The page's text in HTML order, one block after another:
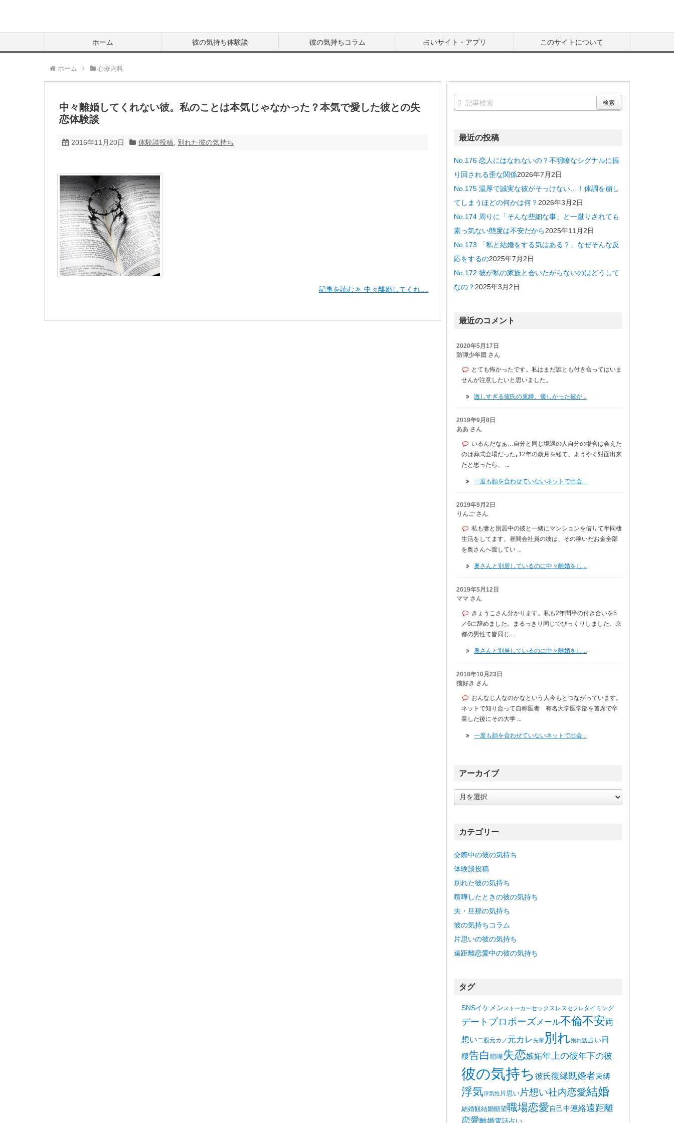
ホーム 彼の気持ち体験談 彼の気持ちコラム 占いサイト・アプリ このサイトについて
ホーム 心療内科
中々離婚してくれない彼。私のことは本気じゃなかった？本気で愛した彼との失
恋体験談
2016年11月20日 体験談投稿 別れた彼の気持ち
記事を読む 中々離婚してくれ ...
最近の投稿
No.176 恋人にはなれないの？不明瞭なシグナルに振
り回される歪な関係2026年7月2日
No.175 温厚で誠実な彼がそっけない…！体調を崩し
てしまうほどの何かは何？ 2026年3月2日
No.174 周りに「そんな些細な事」と一蹴りされても
素っ気ない態度は不安だから2025年11月2日
No.173 「私と結婚をする気はある？」なぜそんな反
応をするの2025年7月2日
No.172 彼が私の家族と会いたがらないのはどうして
なの？ 2025年3月2日
最近のコメント
2020年5月17日
防弾少年団 さん
とても怖かったです。私はまだ誰とも付き合ってはいま
せんが注意したいと思いました。
激しすぎる彼氏の束縛。優しかった彼が...
2019年9月8日
ああ さん
いるんだなぁ…自分と同じ境遇の人自分の場合は会えた
のは葬式会場だった｡12年の歳月を経て、ようやく対面出来
たと思ったら、 ...
一度も顔を合わせていないネットで出会...
2019年9月2日
りんご さん
私も妻と別居中の彼と一緒にマンションを借りて半同棲
生活をしてます。昼間会社員の彼は、その稼いだお金全部
を奥さんへ渡してい ...
奥さんと別居しているのに中々離婚をし...
2019年5月12日
ママ さん
きょうこさん分かります。私も2年間半の付き合いを5
／6に辞めました。まるっきり同じでびっくりしました。京
都の男性て皆同じ ...
奥さんと別居しているのに中々離婚をし...
2018年10月23日
猫好き さん
おんなじ人なのかなという人今もとつながっています。
ネットで知り合って自称医者 有名大学医学部を首席で卒
業した後にその大学 ...
一度も顔を合わせていないネットで出会...
アーカイブ
ー
ブカテゴリー
交際中の彼の気持ち
体験談投稿
別れた彼の気持ち
喧嘩したときの彼の気持ち
夫・旦那の気持ち
彼の気持ちコラム
片思いの彼の気持ち
遠距離恋愛中の彼の気持ち
タグ
SNSイケメンストーカーセックスレスセフレタイミング
デート プロポーズ メール不倫不安両
想い二股元カノ 元カレ先輩 別れ別れ話占い同
棲告白 喧嘩失恋嫉妬年上の彼年下の彼
彼の気持ち 彼氏復縁既婚者束縛
浮気浮気性 片思い 片想い社内恋愛結婚
結婚観結婚願望職場恋愛自己中連絡遠距離
恋愛離婚電話占い